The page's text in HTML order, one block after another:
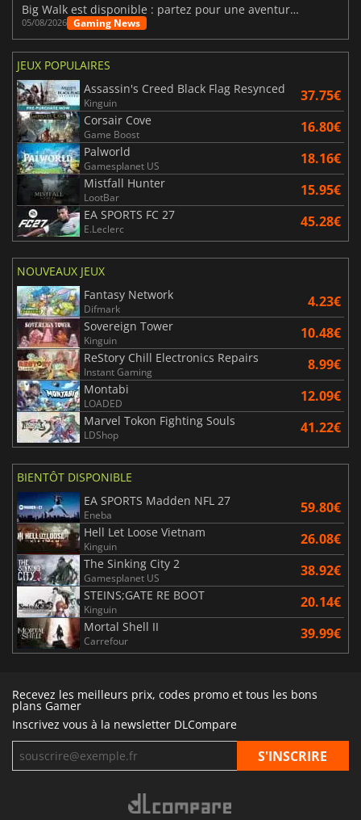
Big Walk est disponible : partez pour une aventure entre amis
05/08/2026 Gaming News
JEUX POPULAIRES
Assassin's Creed Black Flag Resynced
Kinguin 37.75€
Corsair Cove
Game Boost 16.80€
Palworld
Gamesplanet US 18.16€
Mistfall Hunter
LootBar 15.95€
EA SPORTS FC 27
E.Leclerc 45.28€
NOUVEAUX JEUX
Fantasy Network
Difmark 4.23€
Sovereign Tower
Kinguin 10.48€
ReStory Chill Electronics Repairs
Instant Gaming 8.99€
Montabi
LOADED 12.09€
Marvel Tokon Fighting Souls
LDShop 41.22€
BIENTÔT DISPONIBLE
EA SPORTS Madden NFL 27
Eneba 59.80€
Hell Let Loose Vietnam
Kinguin 26.08€
The Sinking City 2
Gamesplanet US 38.92€
STEINS;GATE RE BOOT
Kinguin 20.14€
Mortal Shell II
Carrefour 39.99€
Recevez les meilleurs prix, codes promo et tous les bons
plans Gamer
Inscrivez vous à la newsletter DLCompare